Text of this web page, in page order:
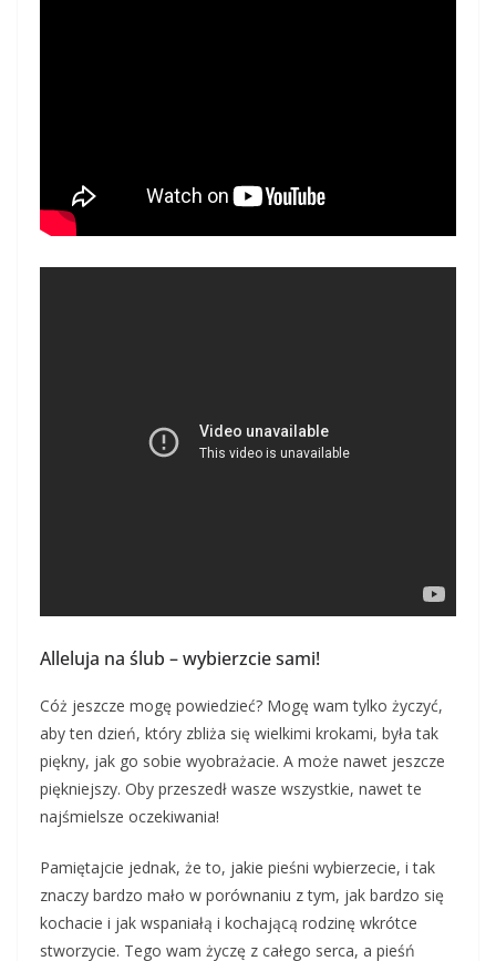
Alleluja na ślub – wybierzcie sami!
Cóż jeszcze mogę powiedzieć? Mogę wam tylko życzyć,
aby ten dzień, który zbliża się wielkimi krokami, była tak
piękny, jak go sobie wyobrażacie. A może nawet jeszcze
piękniejszy. Oby przeszedł wasze wszystkie, nawet te
najśmielsze oczekiwania!
Pamiętajcie jednak, że to, jakie pieśni wybierzecie, i tak
znaczy bardzo mało w porównaniu z tym, jak bardzo się
kochacie i jak wspaniałą i kochającą rodzinę wkrótce
stworzycie. Tego wam życzę z całego serca, a pieśń